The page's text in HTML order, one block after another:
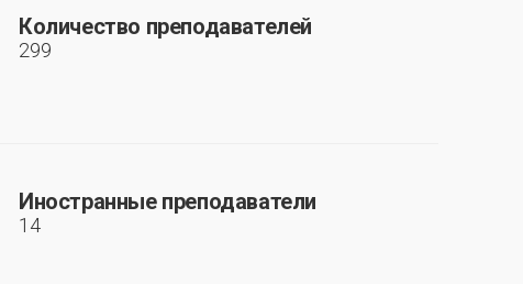
Количество преподавателей
299
Иностранные преподаватели
14